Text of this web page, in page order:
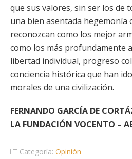
que sus valores, sin ser los de
una bien asentada hegemonía
reconozcan como los mejor
como los más profundamente
libertad individual, progreso
conciencia histórica que han
morales de una civilización.
FERNANDO GARCÍA DE
LA FUNDACIÓN VOCENTO –
Categoría: Opinión